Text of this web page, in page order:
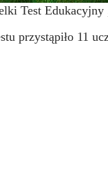
Test
przystąpiło 11